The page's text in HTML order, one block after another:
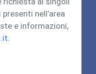
nell’area
e informazioni,
.